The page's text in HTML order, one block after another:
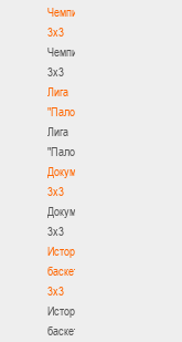
Чемпионат
3х3
Чемпионат
3х3
Лига
"Палова"
Лига
"Палова"
Документы
3х3
Документы
3х3
История
баскетбола
3х3
История
баскетбола